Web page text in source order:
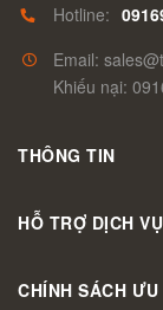
Hotline:
Email:
Khiếu nại:
THÔNG TIN
HỖ TRỢ DỊCH VỤ
CHÍNH SÁCH